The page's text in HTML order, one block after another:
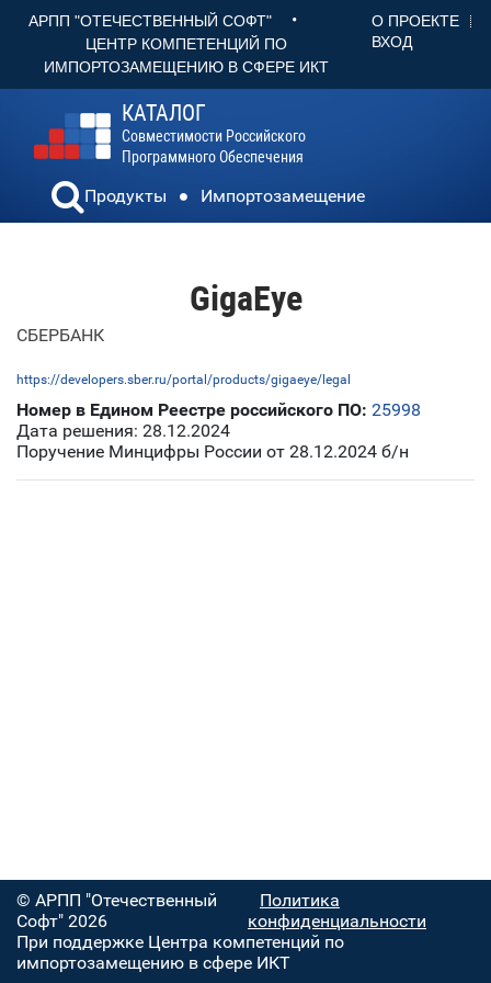
АРПП "ОТЕЧЕСТВЕННЫЙ СОФТ" •
ЦЕНТР КОМПЕТЕНЦИЙ ПО
ИМПОРТОЗАМЕЩЕНИЮ В СФЕРЕ ИКТ
О ПРОЕКТЕ
ВХОД
КАТАЛОГ
Совместимости Российского
Программного Обеспечения
Продукты Импортозамещение
GigaEye
СБЕРБАНК
https://developers.sber.ru/portal/products/gigaeye/legal
Номер в Едином Реестре российского ПО: 25998
Дата решения: 28.12.2024
Поручение Минцифры России от 28.12.2024 б/н
© АРПП "Отечественный
Софт" 2026
Политика
конфиденциальности
При поддержке Центра компетенций по
импортозамещению в сфере ИКТ